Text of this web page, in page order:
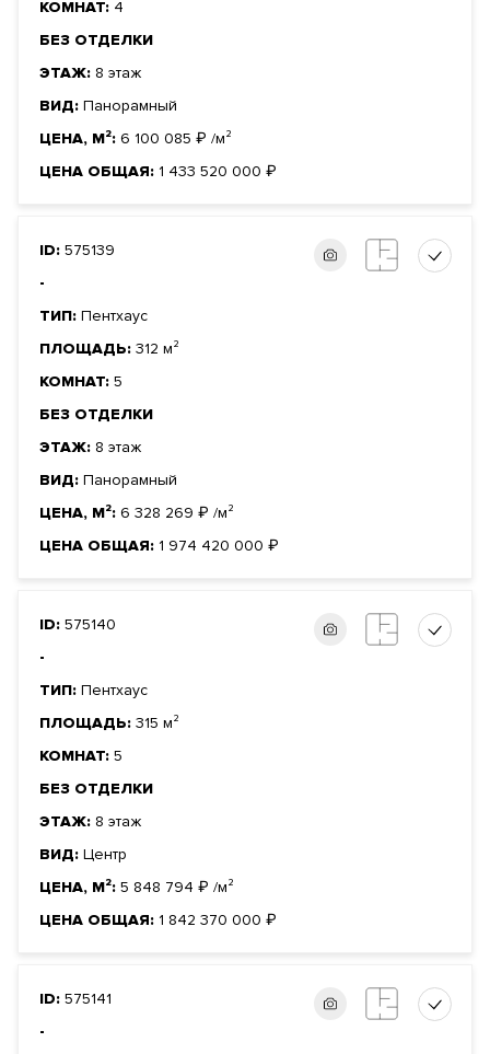
хайлевел с потолками высотой до 3,7 м. Планировки всех
квартир максимально функциональны и продуманы до
мельчайших деталей. Из окон открываются красивые виды
на просторны зелёный двор, район Патриарших прудов,
восхищающие, удобные, красивые, с наилучшим сервисом.
Документы ЗАЯВКА НА ЮРИДИЧЕСКУЮ КОНСУЛЬТАЦИЮ
Форма
договору
Фонд
КОМНАТ: 4
БЕЗ ОТДЕЛКИ
ЭТАЖ: 8 этаж
ВИД: Панорамный
ЦЕНА, М²: 6 100 085 ₽ /м²
ЦЕНА ОБЩАЯ: 1 433 520 000 ₽
ID: 575139
-
ТИП: Пентхаус
ПЛОЩАДЬ: 312 м²
КОМНАТ: 5
БЕЗ ОТДЕЛКИ
ЭТАЖ: 8 этаж
ВИД: Панорамный
ЦЕНА, М²: 6 328 269 ₽ /м²
ЦЕНА ОБЩАЯ: 1 974 420 000 ₽
ID: 575140
-
ТИП: Пентхаус
ПЛОЩАДЬ: 315 м²
КОМНАТ: 5
БЕЗ ОТДЕЛКИ
ЭТАЖ: 8 этаж
ВИД: Центр
ЦЕНА, М²: 5 848 794 ₽ /м²
ЦЕНА ОБЩАЯ: 1 842 370 000 ₽
ID: 575141
-